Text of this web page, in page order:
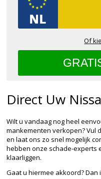
Direct Uw
Wilt u vandaag nog heel
mankementen verkopen? Vul
en laat ons zo snel mogelijk
hebben onze schade-experts
klaarliggen.
Gaat u hiermee akkoord?
Of